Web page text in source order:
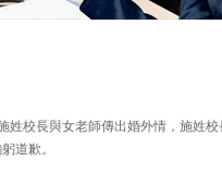
姓校長與女老師傳出婚外情，施姓
道歉。